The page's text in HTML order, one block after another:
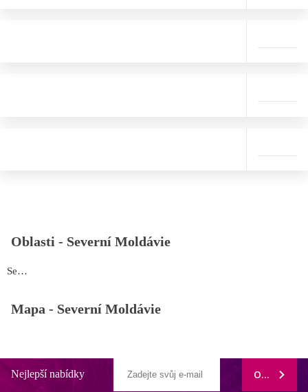
Oblasti - Severní Moldávie
Severní Moldávie
Mapa - Severní Moldávie
Nejlepší nabídky ODEBÍRAT